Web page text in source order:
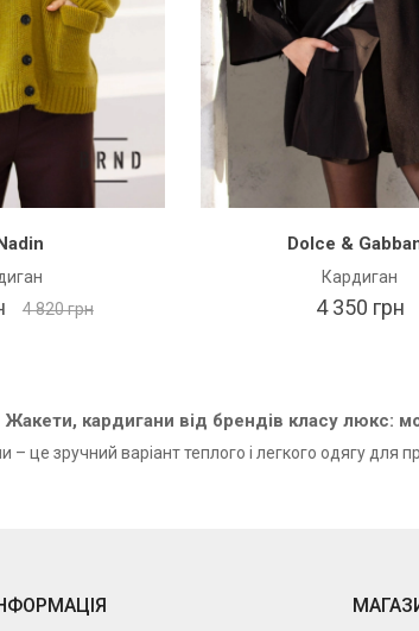
4 820 грн
Dolce &
Кардиган
4 350 грн
Жакети, кардигани від брендів класу люкс:
– це зручний варіант теплого і легкого одягу для